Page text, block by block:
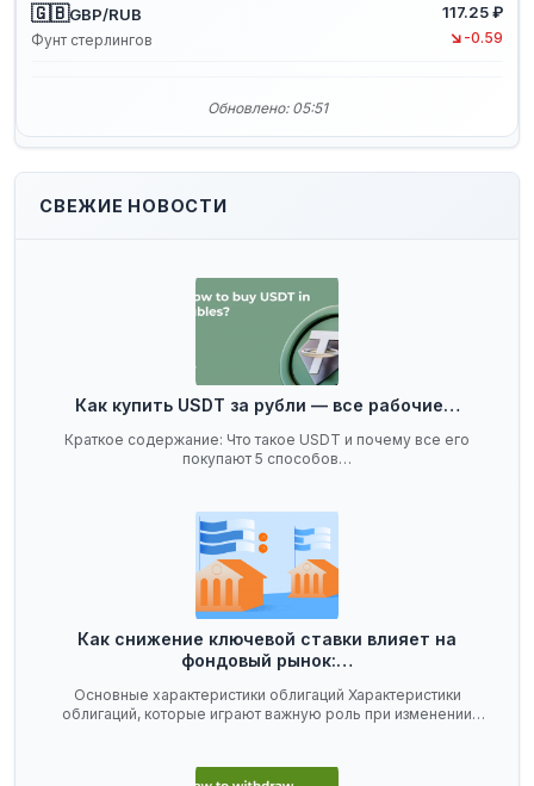
🇬🇧GBP/RUB
Фунт стерлингов
117.25 ₽
↘ -0.59
Обновлено: 05:51
СВЕЖИЕ НОВОСТИ
Как купить USDT за рубли — все рабочие…
Краткое содержание: Что такое USDT и почему все его
покупают 5 способов…
Как снижение ключевой ставки влияет на
фондовый рынок:…
Основные характеристики облигаций Характеристики
облигаций, которые играют важную роль при изменении